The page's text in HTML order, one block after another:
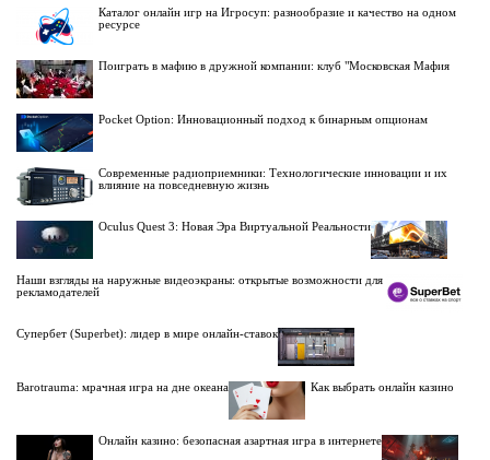
Каталог онлайн игр на Игросуп: разнообразие и качество на одном
ресурсе
Поиграть в мафию в дружной компании: клуб "Московская Мафия
Pocket Option: Инновационный подход к бинарным опционам
Современные радиоприемники: Технологические инновации и их
влияние на повседневную жизнь
Oculus Quest 3: Новая Эра Виртуальной Реальности
Наши взгляды на наружные видеоэкраны: открытые возможности для
рекламодателей
Супербет (Superbet): лидер в мире онлайн-ставок
Barotrauma: мрачная игра на дне океана Как выбрать онлайн казино
Онлайн казино: безопасная азартная игра в интернете